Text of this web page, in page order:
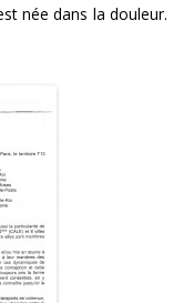
née dans la douleur.